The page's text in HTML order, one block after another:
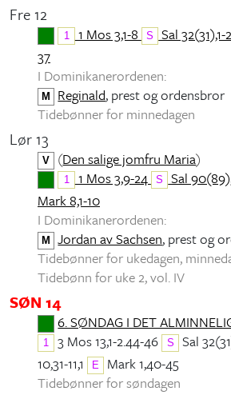
Fre 12
1 1 Mos 3,1-8 S Sal
37
I Dominikanerordenen:
M Reginald, prest og ordensbror
Tidebønner for minnedagen
Lør 13
V (Den salige jomfru Maria)
1 1 Mos 3,9-24 S Sal
Mark 8,1-10
I Dominikanerordenen:
M Jordan av Sachsen, prest og
Tidebønner for ukedagen,
Tidebønn for uke 2, vol. IV
SØN 14
6. SØNDAG I DET
1 3 Mos 13,1-2.44-46 S Sal
10,31-11,1
E
Mark 1,40-45
Tidebønner for søndagen